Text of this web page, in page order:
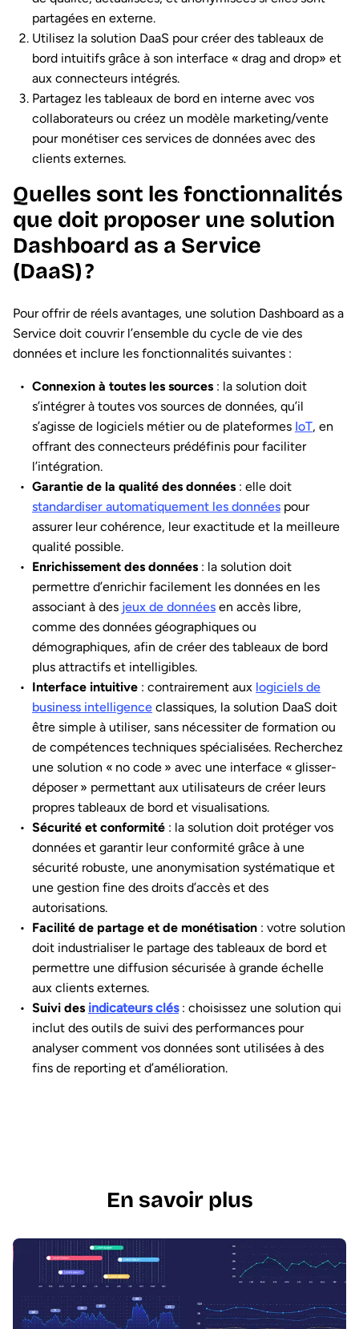
partagées en externe.
Utilisez la solution DaaS pour créer des tableaux de
bord intuitifs grâce à son interface « drag and drop» et
aux connecteurs intégrés.
Partagez les tableaux de bord en interne avec vos
collaborateurs ou créez un modèle marketing/vente
pour monétiser ces services de données avec des
clients externes.
Quelles sont les fonctionnalités
que doit proposer une solution
Dashboard as a Service
(DaaS) ?
Pour offrir de réels avantages, une solution Dashboard as a
Service doit couvrir l’ensemble du cycle de vie des
données et inclure les fonctionnalités suivantes :
Connexion à toutes les sources : la solution doit
s’intégrer à toutes vos sources de données, qu’il
s’agisse de logiciels métier ou de plateformes IoT, en
offrant des connecteurs prédéfinis pour faciliter
l’intégration.
Garantie de la qualité des données : elle doit
standardiser automatiquement les données pour
assurer leur cohérence, leur exactitude et la meilleure
qualité possible.
Enrichissement des données : la solution doit
permettre d’enrichir facilement les données en les
associant à des jeux de données en accès libre,
comme des données géographiques ou
démographiques, afin de créer des tableaux de bord
plus attractifs et intelligibles.
Interface intuitive : contrairement aux logiciels de
business intelligence classiques, la solution DaaS doit
être simple à utiliser, sans nécessiter de formation ou
de compétences techniques spécialisées. Recherchez
une solution « no code » avec une interface « glisser-
déposer » permettant aux utilisateurs de créer leurs
propres tableaux de bord et visualisations.
Sécurité et conformité : la solution doit protéger vos
données et garantir leur conformité grâce à une
sécurité robuste, une anonymisation systématique et
une gestion fine des droits d’accès et des
autorisations.
Facilité de partage et de monétisation : votre solution
doit industrialiser le partage des tableaux de bord et
permettre une diffusion sécurisée à grande échelle
aux clients externes.
Suivi des indicateurs clés: choisissez une solution qui
inclut des outils de suivi des performances pour
analyser comment vos données sont utilisées à des
fins de reporting et d’amélioration.
En savoir plus